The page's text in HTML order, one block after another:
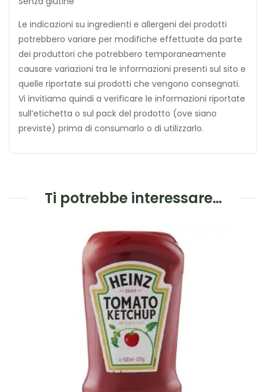
Le indicazioni su ingredienti e allergeni dei prodotti
potrebbero variare per modifiche effettuate da parte
dei produttori che potrebbero temporaneamente
causare variazioni tra le informazioni presenti sul sito e
quelle riportate sui prodotti che vengono consegnati.
Vi invitiamo quindi a verificare le informazioni riportate
sull’etichetta o sul pack del prodotto (ove siano
previste) prima di consumarlo o di utilizzarlo.
Ti potrebbe interessare…